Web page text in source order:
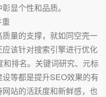
显个性和品质。
量的支撑，就如同空壳一
该针对搜索引擎进行优化
和排名。关键词研究、元标
等都是提升SEO效果的有
站的活跃度和新鲜感，也